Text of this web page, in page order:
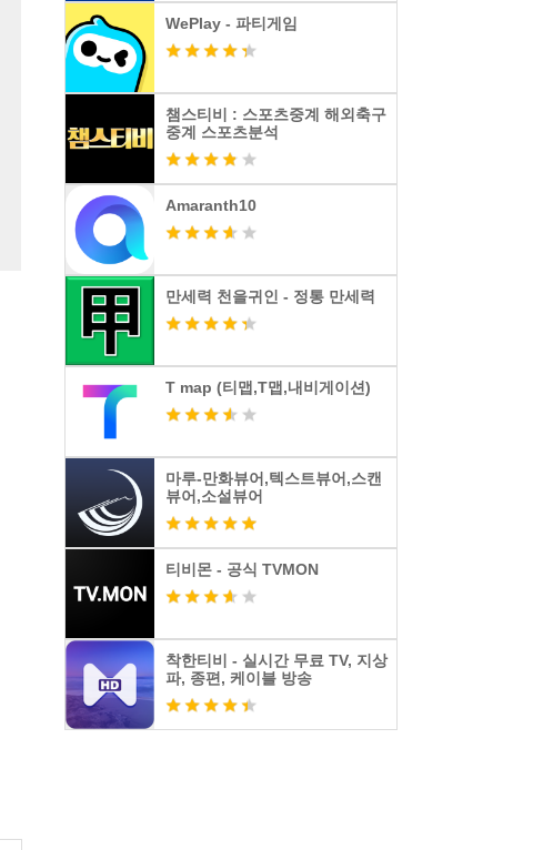
WePlay - 파티게임
챔스티비 : 스포츠중계 해외축구
중계 스포츠분석
Amaranth10
만세력 천을귀인 - 정통 만세력
T map (티맵,T맵,내비게이션)
마루-만화뷰어,텍스트뷰어,스캔
뷰어,소설뷰어
티비몬 - 공식 TVMON
착한티비 - 실시간 무료 TV, 지상
파, 종편, 케이블 방송